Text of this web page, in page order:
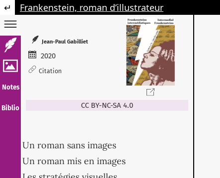
Retourner aux informations sur l'article
Frankenstein, roman d’illustrateur